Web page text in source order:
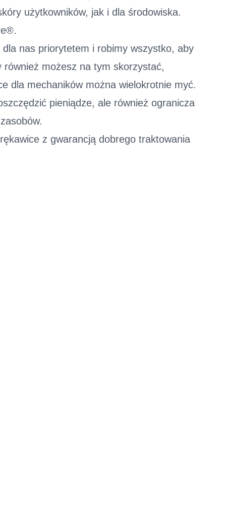
użytkowników, jak i dla środowiska.
nas priorytetem i robimy wszystko, aby
również możesz na tym skorzystać,
dla mechaników można wielokrotnie myć.
pieniądze, ale również ogranicza
z gwarancją dobrego traktowania